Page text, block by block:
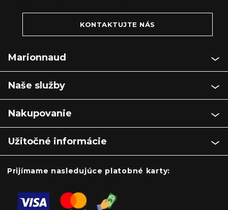
KONTAKTUJTE NÁS
Marionnaud
Naše služby
Nakupovanie
Užitočné informácie
Prijímame nasledujúce platobné karty: